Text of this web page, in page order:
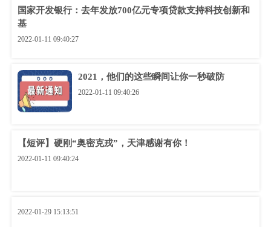
国家开发银行：去年发放700亿元专项贷款支持科技创新和
基
2022-01-11 09:40:27
2021，他们的这些瞬间让你一秒破防
2022-01-11 09:40:26
【短评】硬刚“奥密克戎”，天津感谢有你！
2022-01-11 09:40:24
2022-01-29 15:13:51